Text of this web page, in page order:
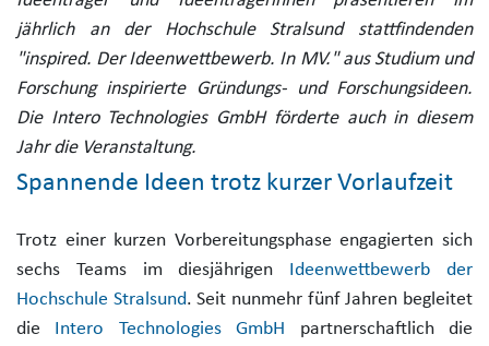
jährlich an der Hochschule Stralsund stattfindenden
"inspired. Der Ideenwettbewerb. In MV." aus Studium und
Forschung inspirierte Gründungs- und Forschungsideen.
Die Intero Technologies GmbH förderte auch in diesem
Jahr die Veranstaltung.
Spannende Ideen trotz kurzer Vorlaufzeit
Trotz einer kurzen Vorbereitungsphase engagierten sich
sechs Teams im diesjährigen Ideenwettbewerb der
Hochschule Stralsund. Seit nunmehr fünf Jahren begleitet
die Intero Technologies GmbH partnerschaftlich die